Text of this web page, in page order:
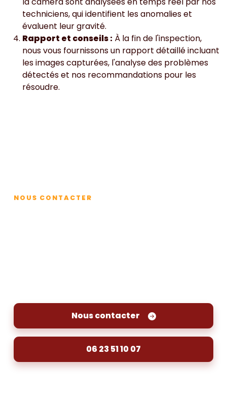
techniciens, qui identifient les anomalies et
évaluent leur gravité.
Rapport et conseils : À la fin de l'inspection,
nous vous fournissons un rapport détaillé incluant
les images capturées, l'analyse des problèmes
détectés et nos recommandations pour les
résoudre.
Contact
NOUS CONTACTER
Nous contacter
06 23 51 10 07